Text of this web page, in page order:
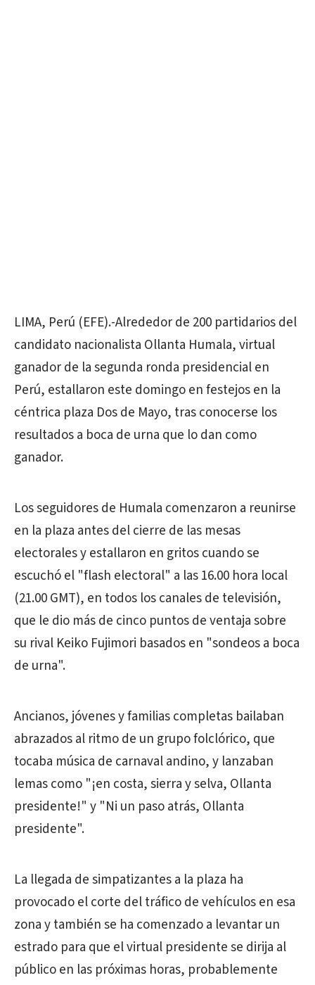
LIMA, Perú (EFE).-Alrededor de 200 partidarios del
candidato nacionalista Ollanta Humala, virtual
ganador de la segunda ronda presidencial en
Perú, estallaron este domingo en festejos en la
céntrica plaza Dos de Mayo, tras conocerse los
resultados a boca de urna que lo dan como
ganador.
Los seguidores de Humala comenzaron a reunirse
en la plaza antes del cierre de las mesas
electorales y estallaron en gritos cuando se
escuchó el "flash electoral" a las 16.00 hora local
(21.00 GMT), en todos los canales de televisión,
que le dio más de cinco puntos de ventaja sobre
su rival Keiko Fujimori basados en "sondeos a boca
de urna".
Ancianos, jóvenes y familias completas bailaban
abrazados al ritmo de un grupo folclórico, que
tocaba música de carnaval andino, y lanzaban
lemas como "¡en costa, sierra y selva, Ollanta
presidente!" y "Ni un paso atrás, Ollanta
presidente".
La llegada de simpatizantes a la plaza ha
provocado el corte del tráfico de vehículos en esa
zona y también se ha comenzado a levantar un
estrado para que el virtual presidente se dirija al
público en las próximas horas, probablemente